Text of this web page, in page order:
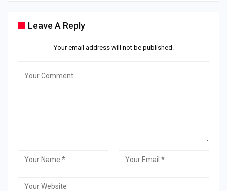
Leave A Reply
Your email address will not be published.